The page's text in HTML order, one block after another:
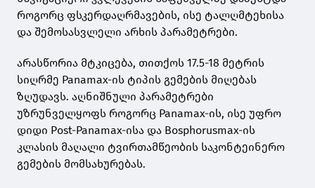
როგორც ფსკერდაღრმავების, ისე ტალღმტეხისა
და შემოსასვლელი არხის პარამეტრები.
არასწორია მტკიცება, თითქოს 17.5-18 მეტრის
სიღრმე Panamax-ის ტიპის გემების მიღებას
ზღუდავს. აღნიშნული პარამეტრები
უზრუნველყოფს როგორც Panamax-ის, ისე უფრო
დიდი Post-Panamax-ისა და Bosphorusmax-ის
კლასის მაღალი ტვირთამწეობის საკონტეინერო
გემების მომსახურებას.